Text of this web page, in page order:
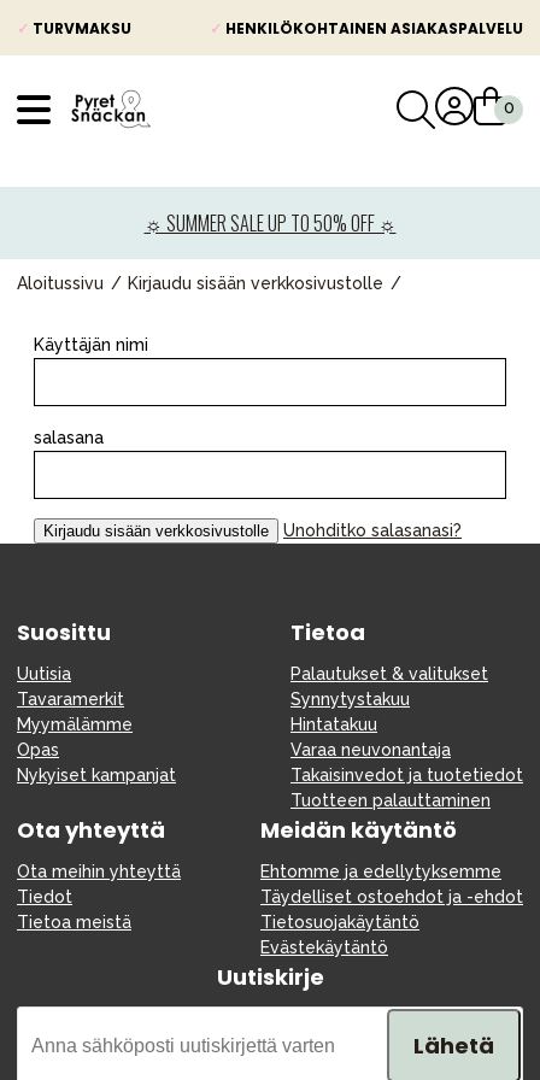
✓ TURVMAKSU ✓ HENKILÖKOHTAINEN ASIAKASPALVELU
☼ SUMMER SALE UP TO 50% OFF ☼
Aloitussivu Kirjaudu sisään verkkosivustolle
Käyttäjän nimi
salasana
Unohditko salasanasi?
Suosittu
Uutisia
Tavaramerkit
Myymälämme
Opas
Nykyiset kampanjat
Tietoa
Palautukset & valitukset
Synnytystakuu
Hintatakuu
Varaa neuvonantaja
Takaisinvedot ja tuotetiedot
Tuotteen palauttaminen
Ota yhteyttä
Ota meihin yhteyttä
Tiedot
Tietoa meistä
Meidän käytäntö
Ehtomme ja edellytyksemme
Täydelliset ostoehdot ja -ehdot
Tietosuojakäytäntö
Evästekäytäntö
Uutiskirje
Lähetä
Lastenvaunut
Lasten turvaistuimet
Lelut ja pelit
Äiti & Isä
Huonekalut & vuodevaatteet
Tarvikkeet
Kampanjat
Lahjavinkkejä
Suosikit
Tavaramerkit
Outlet
Opas
Ota meihin yhteyttä osoitteessa
Myymälämme